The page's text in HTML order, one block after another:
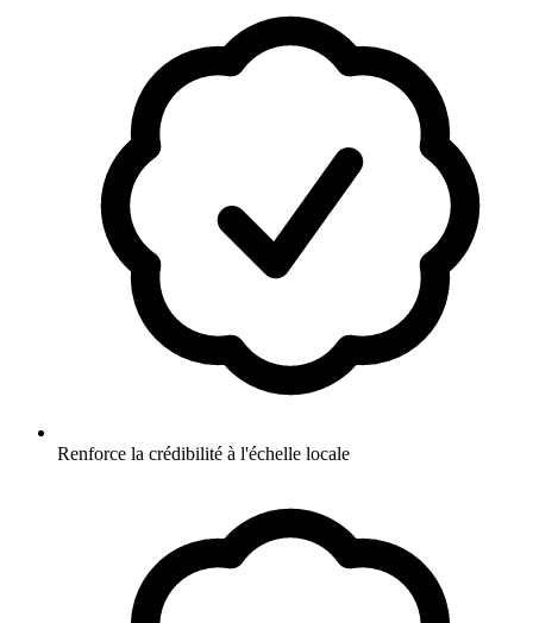
Renforce la crédibilité à l'échelle locale